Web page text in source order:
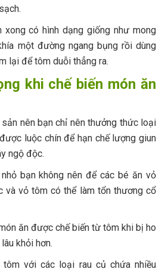
có hình dạng giống như mong
một đường ngang bụng rồi dùng
lại để tôm duỗi thẳng ra.
khi chế biến món ăn
nên bạn chỉ nên thưởng thức loại
luộc chín để hạn chế lượng giun
ngộ độc.
bạn không nên để các bé ăn vỏ
và vỏ tôm có thể làm tổn thương cổ
ăn được chế biến từ tôm khi bị ho
khỏi hơn.
với các loại rau củ chứa nhiều